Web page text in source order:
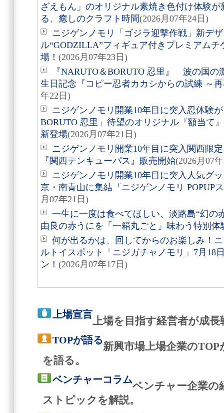
ざえもん」のオリジナル素焼き色付け体験
る、癒しのクラフト時間(2026月07年24日)
ニジゲンノモリ「ゴジラ迎撃作戦」新デ
ル“GODZILLA”フィギュア付きプレミアム
場！ (2026月07年23日)
『NARUTO＆BORUTO 忍里』 波の国の
生日記念『コピー忍者カカシからの試練 ～
年22日)
ニジゲンノモリ開業10年目に突入忍体験
BORUTO 忍里」待望のオリジナル『額当て
新登場(2026月07年21日)
ニジゲンノモリ開業10年目に突入関西限
『関西テンキューパス』販売開始(2026月07
ニジゲンノモリ開業10年目に突入人気グ
京・南青山に集結『ニジゲンノモリ POPUP
月07年21日)
一生に一度は食べてほしい、淡路島“幻
由良の赤うにを「一箱丸ごと」味わう特別体
何が出るかは、回してからのお楽しみ！
ルトイスポット「ニジガチャノモリ」7月18
ン！ (2026月07年17日)
上場宣言
上場を目指す経営者が成
TOPが語る
新興市場上場企業の
を語る。
ベンチャーコラム
ベンチャー企業の
ストピックを解説。